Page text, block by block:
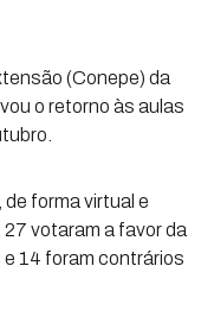
(Conepe) da
o retorno às aulas
forma virtual e
votaram a favor da
14 foram contrários